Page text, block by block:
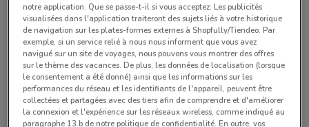
-1 JOUR
Auchan Supermarché
notre application. Que se passe-t-il si vous acceptez: Les publicités
visualisées dans l'application traiteront des sujets liés à votre historique
de navigation sur les plates-formes externes à Shopfully/Tiendeo. Par
exemple, si un service relié à nous nous informent que vous avez
navigué sur un site de voyages, nous pouvons vous montrer des offres
sur le thème des vacances. De plus, les données de localisation (lorsque
le consentement a été donné) ainsi que les informations sur les
performances du réseau et les identifiants de l'appareil, peuvent être
collectées et partagées avec des tiers afin de comprendre et d'améliorer
la connexion et l'expérience sur les réseaux wireless, comme indiqué au
paragraphe 13.b de notre politique de confidentialité. En outre, vos